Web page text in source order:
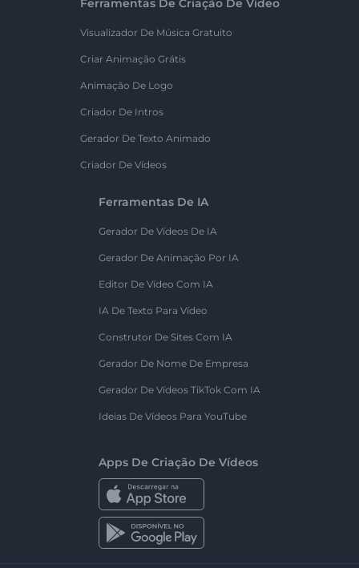
Ferramentas De Criação De Vídeo
Visualizador De Música Gratuito
Criar Animação Grátis
Animação De Logo
Criador De Intros
Gerador De Texto Animado
Criador De Vídeos
Ferramentas De IA
Gerador De Vídeos De IA
Gerador De Animação Por IA
Editor De Vídeo Com IA
IA De Texto Para Vídeo
Construtor De Sites Com IA
Gerador De Nome De Empresa
Gerador De Vídeos TikTok Com IA
Ideias De Vídeos Para YouTube
Apps De Criação De Vídeos